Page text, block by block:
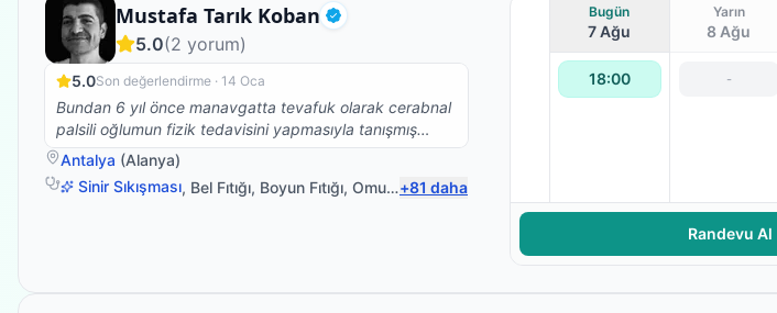
Mustafa Tarık Koban Doğrulanmış
Fizyoterapist
5.0(2 yorum)
5.0Son değerlendirme · 14 Oca
Bundan 6 yıl önce manavgatta tevafuk olarak cerabnal
palsili oğlumun fizik tedavisini yapmasıyla tanışmış
olduğumuz Tarık hocayla bugün Alanyada tedaviye
devam etmekteyiz.manavgattan alanyaya gelmeyi
göze aldığımız ve inşallah da devam edeceğimiz bu
Antalya (Alanya)
Sinir Sıkışması, Bel Fıtığı, Boyun Fıtığı, Omuz Bağ Yaralanması +81 daha
Bugün
7 Ağu
18:00
Yarın
8 Ağu
-
Randevu Al